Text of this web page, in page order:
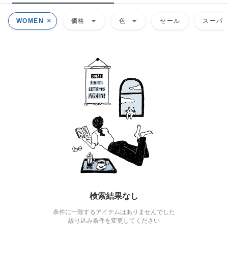
WOMEN 価格 arrow_drop_down 色 arrow_drop_down セール スーパ
検索結果なし
条件に一致するアイテムはありませんでした
絞り込み条件を変更してください